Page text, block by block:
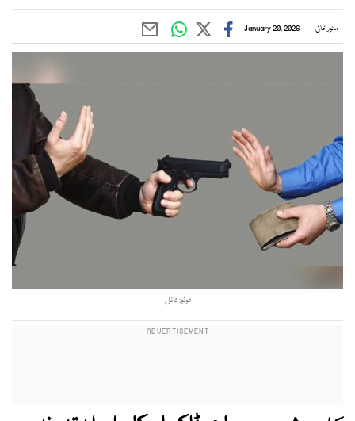
منور خان January 20, 2026
فوٹو: فائل